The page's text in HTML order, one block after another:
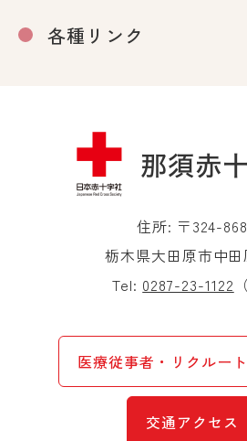
各種リンク
住所: 〒324-
栃木県大田原市中田
Tel: 0287-23-1122
医療従事者・リクルー
交通アクセス